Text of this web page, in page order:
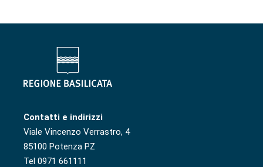
Contatti e indirizzi
Viale Vincenzo Verrastro, 4
85100 Potenza PZ
Tel 0971 661111